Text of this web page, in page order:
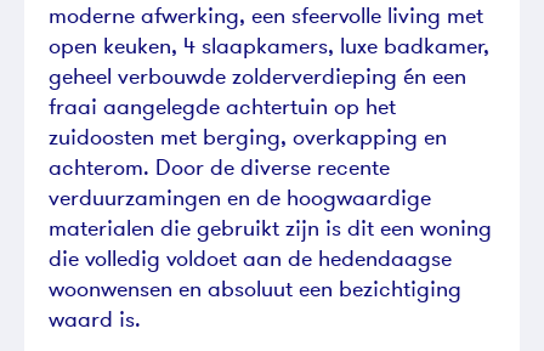
moderne afwerking, een sfeervolle living met
open keuken, 4 slaapkamers, luxe badkamer,
geheel verbouwde zolderverdieping én een
fraai aangelegde achtertuin op het
zuidoosten met berging, overkapping en
achterom. Door de diverse recente
verduurzamingen en de hoogwaardige
materialen die gebruikt zijn is dit een woning
die volledig voldoet aan de hedendaagse
woonwensen en absoluut een bezichtiging
waard is.